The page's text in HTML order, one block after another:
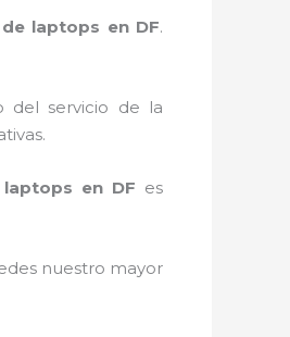
laptops en DF.
del servicio de la
en DF es
nuestro mayor